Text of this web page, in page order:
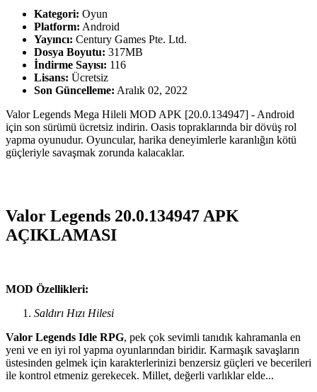
Kategori: Oyun
Platform: Android
Yayıncı: Century Games Pte. Ltd.
Dosya Boyutu: 317MB
İndirme Sayısı: 116
Lisans: Ücretsiz
Son Güncelleme: Aralık 02, 2022
Valor Legends Mega Hileli MOD APK [20.0.134947] - Android
için son sürümü ücretsiz indirin. Oasis topraklarında bir dövüş rol
yapma oyunudur. Oyuncular, harika deneyimlerle karanlığın kötü
güçleriyle savaşmak zorunda kalacaklar.
Valor Legends 20.0.134947 APK
AÇIKLAMASI
MOD Özellikleri:
Saldırı Hızı Hilesi
Valor Legends Idle RPG, pek çok sevimli tanıdık kahramanla en
yeni ve en iyi rol yapma oyunlarından biridir. Karmaşık savaşların
üstesinden gelmek için karakterlerinizi benzersiz güçleri ve becerileri
ile kontrol etmeniz gerekecek. Millet, değerli varlıklar elde...